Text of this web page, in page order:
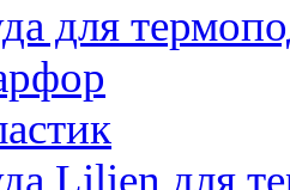
для
Lilien для